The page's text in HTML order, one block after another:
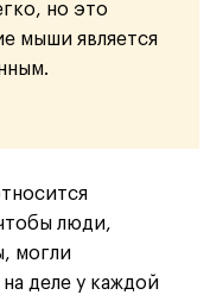
но это
мыши является
люди,
могли
деле у каждой